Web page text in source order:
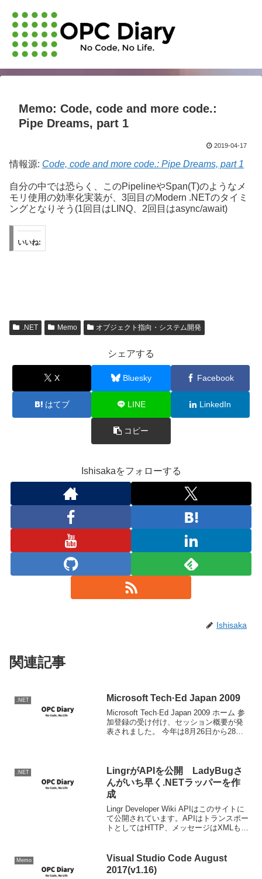
Memo: Code, code and more code.:
Pipe Dreams, part 1
2019-04-17
情報源: Code, code and more code.: Pipe Dreams, part 1
自分の中では恐らく、このPipelineやSpan(T)のようなメ
モリ使用の効率化実装が、3回目のModern .NETのタイミ
ングとなりそう(1回目はLINQ、2回目はasync/await)
いいね:
.NET Memo オブジェクト指向・システム開発
シェアする
X Bluesky Facebook
はてブ LINE LinkedIn
コピー
Ishisakaをフォローする
Ishisaka
関連記事
.NET Microsoft Tech·Ed Japan 2009
Microsoft Tech·Ed Japan 2009 ホーム 参
加登録の受け付け、セッション概要が発
表されました。 今年は8月26日から28日
.NET
LingrがAPIを公開 LadyBugさ
んがいち早く.NETラッパーを作
成
Lingr Developer Wiki APIはこのサイトに
て公開されています。APIはトランスポー
トとしてはHTTP、メッセージはXMLもし
Memo
Visual Studio Code August
2017(v1.16)